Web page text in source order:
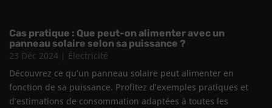
Cas pratique : Que peut-on alimenter avec un
panneau solaire selon sa puissance ?
23 Déc 2024 | Électricité
Découvrez ce qu’un panneau solaire peut alimenter en
fonction de sa puissance. Profitez d’exemples pratiques et
d’estimations de consommation adaptées à toutes les